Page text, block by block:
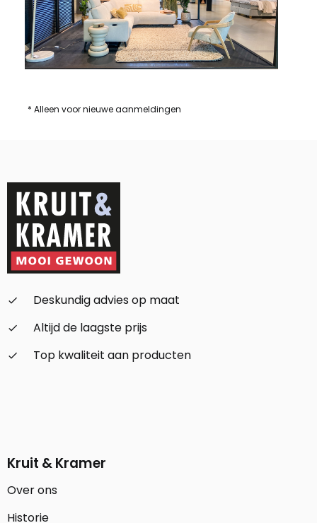
* Alleen voor nieuwe aanmeldingen
check_small
Deskundig advies op maat
check_small
Altijd de laagste prijs
check_small
Top kwaliteit aan producten
Kruit & Kramer
Over ons
Historie